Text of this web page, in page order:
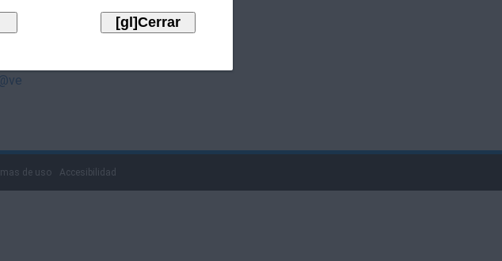
de uso Accesibilidad